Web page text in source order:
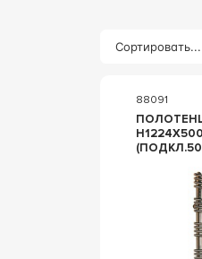
Сортировать...
88091
(ПОЛИР.Н/